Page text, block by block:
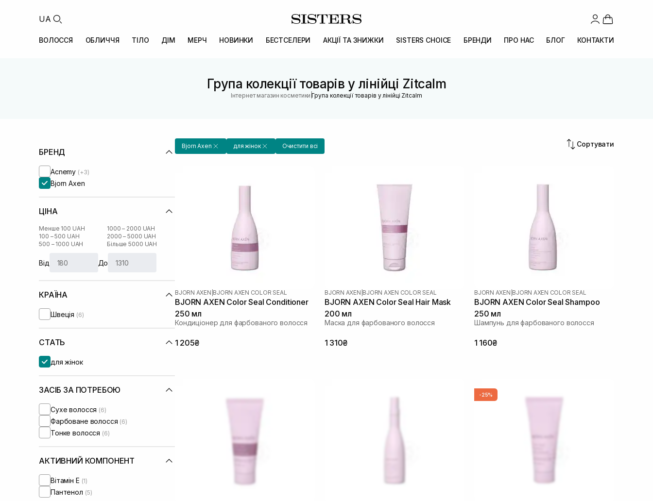
UA
ВОЛОССЯ ОБЛИЧЧЯ ТІЛО ДІМ МЕРЧ НОВИНКИ БЕСТСЕЛЕРИ АКЦІЇ ТА ЗНИЖКИ SISTERS CHOICE БРЕНДИ ПРО НАС БЛОГ КОНТАКТИ
Група колекції товарів у лінійці Zitcalm
Інтернет магазин косметики |Група колекції товарів у лінійці Zitcalm
БРЕНД
Acnemy (+3)
Bjorn Axen
ЦІНА
Менше 100 UAH
100 – 500 UAH
500 – 1000 UAH
1000 – 2000 UAH
2000 – 5000 UAH
Більше 5000 UAH
Від До
КРАЇНА
Швеція (6)
СТАТЬ
для жінок
ЗАСІБ ЗА ПОТРЕБОЮ
Сухе волосся (6)
Фарбоване волосся (6)
Тонке волосся (6)
АКТИВНИЙ КОМПОНЕНТ
Вітамін Е (1)
Пантенол (5)
Bjorn Axen для жінок Очистити всі Сортувати
BJORN AXEN BJORN AXEN COLOR SEAL
BJORN AXEN Color Seal Conditioner
250 мл
Кондиціонер для фарбованого волосся
1 205₴
BJORN AXEN BJORN AXEN COLOR SEAL
BJORN AXEN Color Seal Hair Mask
200 мл
Маска для фарбованого волосся
1 310₴
BJORN AXEN BJORN AXEN COLOR SEAL
BJORN AXEN Color Seal Shampoo
250 мл
Шампунь для фарбованого волосся
1 160₴
-25%